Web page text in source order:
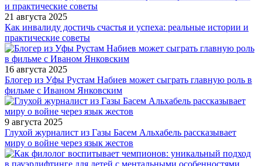
21 августа 2025
Как инвалиду достичь счастья и успеха: реальные истории и
практические советы
16 августа 2025
Блогер из Уфы Рустам Набиев может сыграть главную роль в
фильме с Иваном Янковским
9 августа 2025
Глухой журналист из Газы Басем Альхабель рассказывает
миру о войне через язык жестов